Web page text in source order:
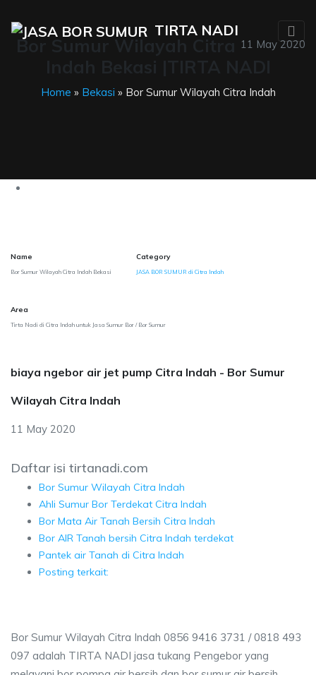
TIRTA NADI
11 May 2020
Bor Sumur Wilayah Citra
Home » Bekasi » Bor Sumur Wilayah Citra Indah
Name
Bor Sumur Wilayah Citra Indah Bekasi
Category
JASA BOR SUMUR di Citra Indah
Area
Tirta Nadi di Citra Indah untuk Jasa Sumur Bor / Bor Sumur
biaya ngebor air jet pump Citra Indah - Bor Sumur
Wilayah Citra Indah
11 May 2020
Daftar isi tirtanadi.com
Bor Sumur Wilayah Citra Indah
Ahli Sumur Bor Terdekat Citra Indah
Bor Mata Air Tanah Bersih Citra Indah
Bor AIR Tanah bersih Citra Indah terdekat
Pantek air Tanah di Citra Indah
Posting terkait:
Bor Sumur Wilayah Citra Indah 0856 9416 3731 / 0818 493
097 adalah TIRTA NADI jasa tukang Pengebor yang